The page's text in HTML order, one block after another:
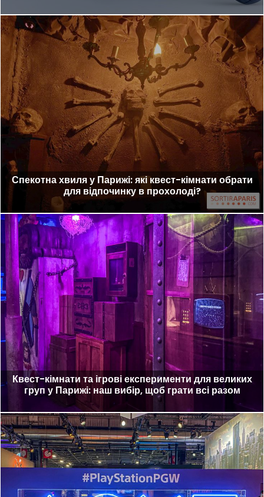
Спекотна хвиля у Парижі: які квест-кімнати обрати
для відпочинку в прохолоді?
Квест-кімнати та ігрові експерименти для великих
груп у Парижі: наш вибір, щоб грати всі разом